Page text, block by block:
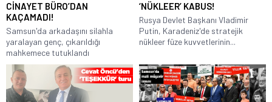
CİNAYET BÜRO’DAN
KAÇAMADI!
Samsun'da arkadaşını silahla
yaralayan genç, çıkarıldığı
mahkemece tutuklandı
‘NÜKLEER’ KABUS!
Rusya Devlet Başkanı Vladimir
Putin, Karadeniz'de stratejik
nükleer füze kuvvetlerinin...